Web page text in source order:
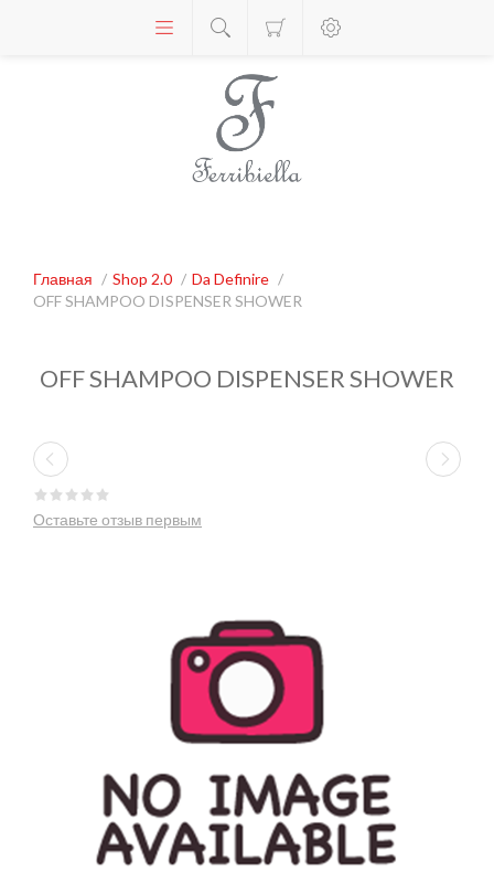
Главная / Shop 2.0 / Da Definire /
OFF SHAMPOO DISPENSER SHOWER
OFF SHAMPOO DISPENSER SHOWER
Оставьте отзыв первым